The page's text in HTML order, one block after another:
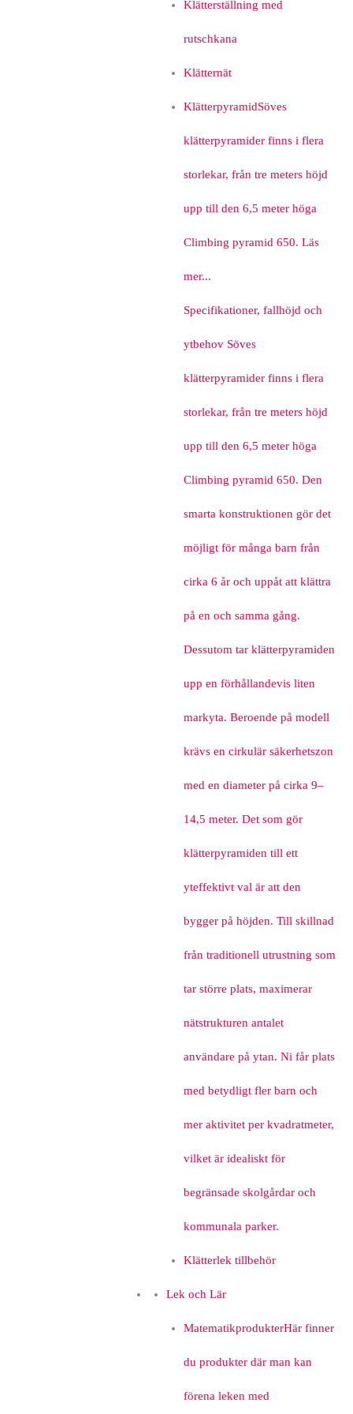
Klätterställning med
rutschkana
Klätternät
KlätterpyramidSöves
klätterpyramider finns i flera
storlekar, från tre meters höjd
upp till den 6,5 meter höga
Climbing pyramid 650. Läs
mer...
Specifikationer, fallhöjd och
ytbehov Söves
klätterpyramider finns i flera
storlekar, från tre meters höjd
upp till den 6,5 meter höga
Climbing pyramid 650. Den
smarta konstruktionen gör det
möjligt för många barn från
cirka 6 år och uppåt att klättra
på en och samma gång.
Dessutom tar klätterpyramiden
upp en förhållandevis liten
markyta. Beroende på modell
krävs en cirkulär säkerhetszon
med en diameter på cirka 9–
14,5 meter. Det som gör
klätterpyramiden till ett
yteffektivt val är att den
bygger på höjden. Till skillnad
från traditionell utrustning som
tar större plats, maximerar
nätstrukturen antalet
användare på ytan. Ni får plats
med betydligt fler barn och
mer aktivitet per kvadratmeter,
vilket är idealiskt för
begränsade skolgårdar och
kommunala parker.
Klätterlek tillbehör
Lek och Lär
MatematikprodukterHär finner
du produkter där man kan
förena leken med